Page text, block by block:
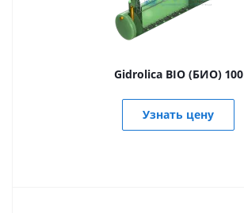
Gidrolica BIO (БИО) 100
Узнать цену